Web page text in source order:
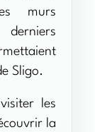
murs
Sligo.
les
la